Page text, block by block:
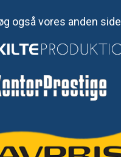
også vores anden side